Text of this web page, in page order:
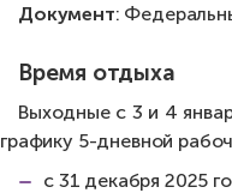
Документ:
Время отдыха
Выходные с 3 и 4
графику 5-дневной
с 31 декабря 2025